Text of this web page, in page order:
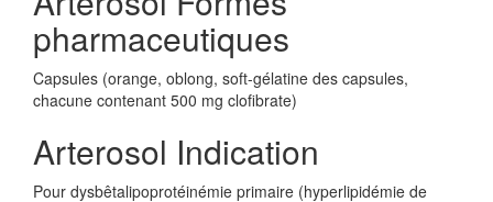
pharmaceutiques
Capsules (orange, oblong, soft-gélatine des capsules,
chacune contenant 500 mg clofibrate)
Arterosol Indication
Pour dysbêtalipoprotéinémie primaire (hyperlipidémie de